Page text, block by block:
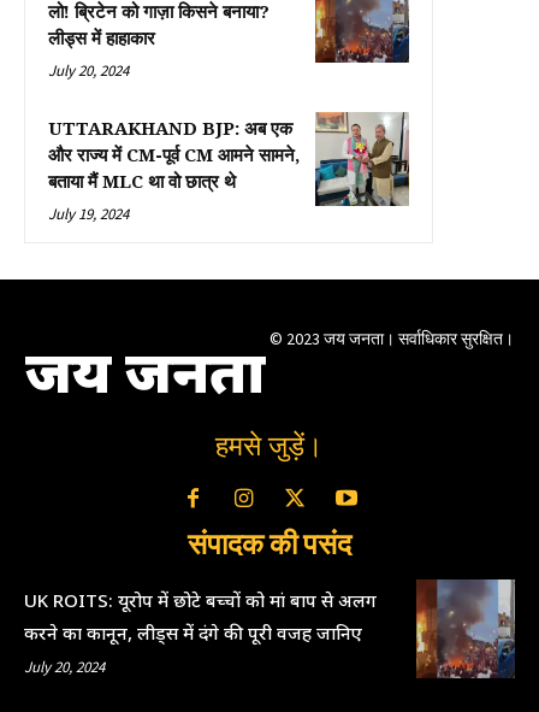
लो! ब्रिटेन को गाज़ा किसने बनाया?
लीड्स में हाहाकार
July 20, 2024
UTTARAKHAND BJP: अब एक
और राज्य में CM-पूर्व CM आमने सामने,
बताया मैं MLC था वो छात्र थे
July 19, 2024
जय जनता © 2023 जय जनता। सर्वाधिकार सुरक्षित।
हमसे जुड़ें।
संपादक की पसंद
UK ROITS: यूरोप में छोटे बच्चों को मां बाप से अलग
करने का कानून, लीड्स में दंगे की पूरी वजह जानिए
July 20, 2024